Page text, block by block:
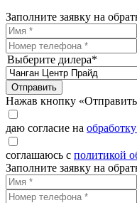
Заполните заявку на
Выберите дилера*
Отправить
Нажав кнопку
даю согласие на
соглашаюсь с политикой
Заполните заявку на